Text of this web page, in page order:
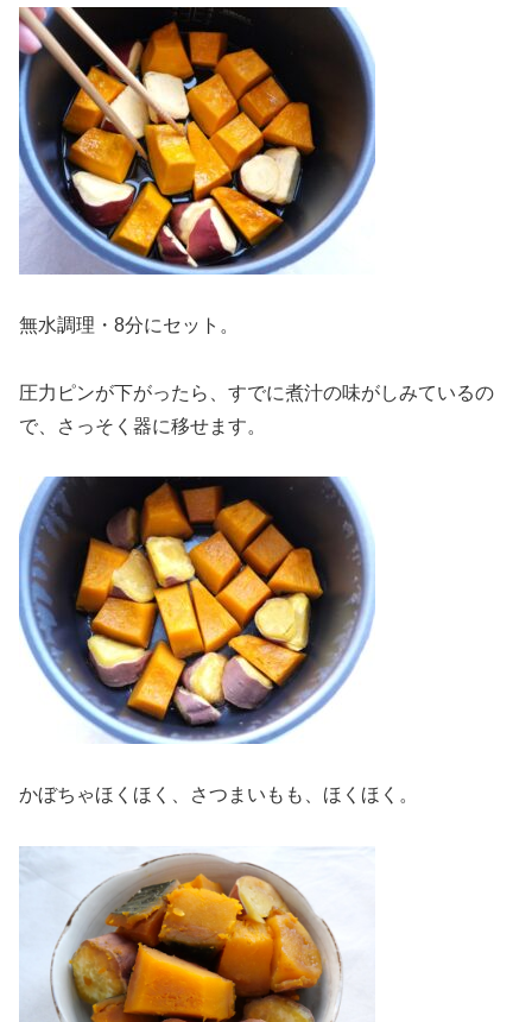
無水調理・8分にセット。
圧力ピンが下がったら、すでに煮汁の味がしみているの
で、さっそく器に移せます。
かぼちゃほくほく、さつまいもも、ほくほく。